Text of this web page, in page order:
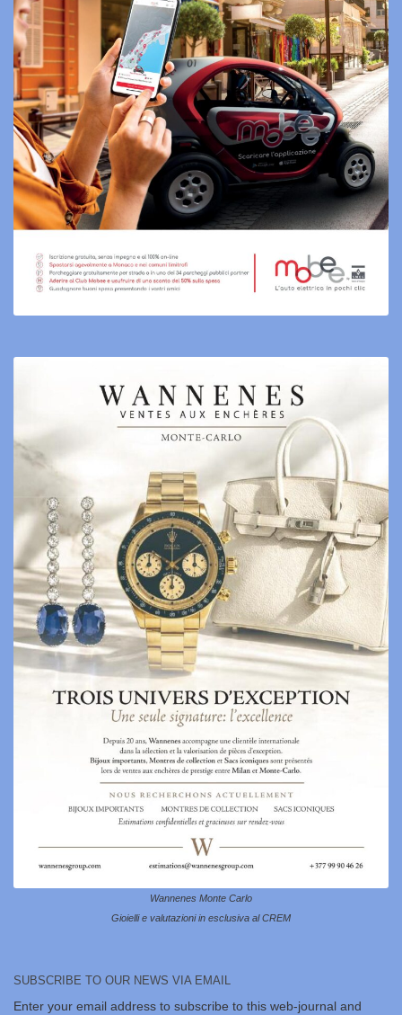
Wannenes Monte Carlo
Gioielli e valutazioni in esclusiva al CREM
SUBSCRIBE TO OUR NEWS VIA EMAIL
Enter your email address to subscribe to this web-journal and